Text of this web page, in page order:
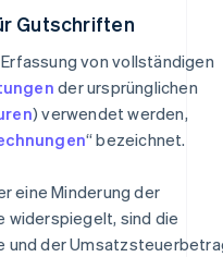
Gutschriften
von vollständigen
der ursprünglichen
) verwendet werden,
“ bezeichnet.
eine Minderung der
widerspiegelt, sind die
und der